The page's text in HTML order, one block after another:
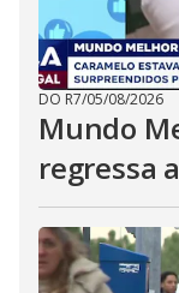
DO R7/05/08/2026
Mundo
regressa